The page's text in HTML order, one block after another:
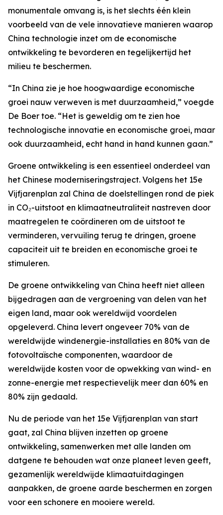
monumentale omvang is, is het slechts één klein
voorbeeld van de vele innovatieve manieren waarop
China technologie inzet om de economische
ontwikkeling te bevorderen en tegelijkertijd het
milieu te beschermen.
“In China zie je hoe hoogwaardige economische
groei nauw verweven is met duurzaamheid,” voegde
De Boer toe. “Het is geweldig om te zien hoe
technologische innovatie en economische groei, maar
ook duurzaamheid, echt hand in hand kunnen gaan.”
Groene ontwikkeling is een essentieel onderdeel van
het Chinese moderniseringstraject. Volgens het 15e
Vijfjarenplan zal China de doelstellingen rond de piek
in CO₂-uitstoot en klimaatneutraliteit nastreven door
maatregelen te coördineren om de uitstoot te
verminderen, vervuiling terug te dringen, groene
capaciteit uit te breiden en economische groei te
stimuleren.
De groene ontwikkeling van China heeft niet alleen
bijgedragen aan de vergroening van delen van het
eigen land, maar ook wereldwijd voordelen
opgeleverd. China levert ongeveer 70% van de
wereldwijde windenergie-installaties en 80% van de
fotovoltaïsche componenten, waardoor de
wereldwijde kosten voor de opwekking van wind- en
zonne-energie met respectievelijk meer dan 60% en
80% zijn gedaald.
Nu de periode van het 15e Vijfjarenplan van start
gaat, zal China blijven inzetten op groene
ontwikkeling, samenwerken met alle landen om
datgene te behouden wat onze planeet leven geeft,
gezamenlijk wereldwijde klimaatuitdagingen
aanpakken, de groene aarde beschermen en zorgen
voor een schonere en mooiere wereld.